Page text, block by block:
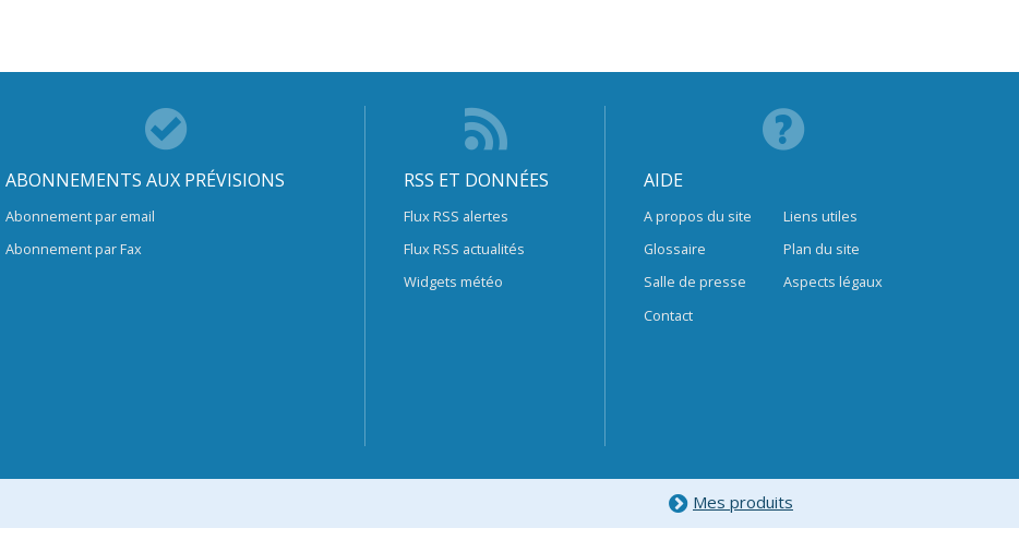
ABONNEMENTS AUX PRÉVISIONS
Abonnement par email
Abonnement par Fax
RSS ET DONNÉES
Flux RSS alertes
Flux RSS actualités
Widgets météo
AIDE
A propos du site
Glossaire
Salle de presse
Contact
Liens utiles
Plan du site
Aspects légaux
Mes produits